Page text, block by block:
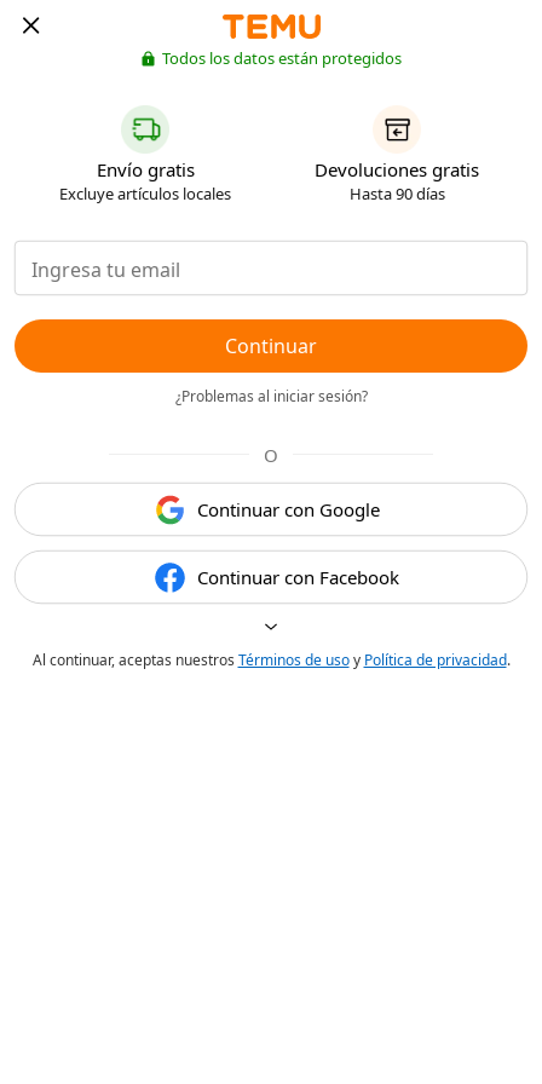
Todos los datos están protegidos
Envío gratis
Excluye artículos locales
Devoluciones gratis
Hasta 90 días
Continuar
¿Problemas al iniciar sesión?
O
Continuar con Google
Continuar con Facebook
Al continuar, aceptas nuestros Términos de usoy Política de privacidad.